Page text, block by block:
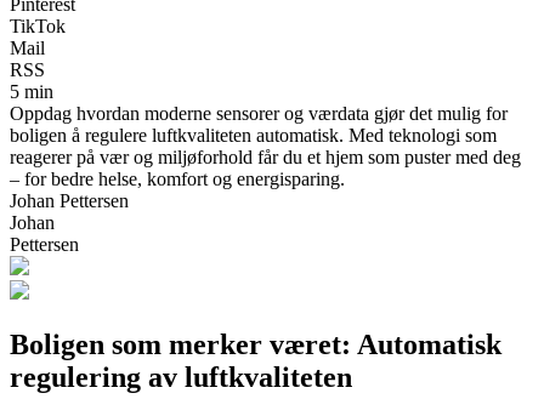
TikTok
Mail
RSS
5 min
Oppdag hvordan moderne sensorer og værdata gjør det mulig for
boligen å regulere luftkvaliteten automatisk. Med teknologi som
reagerer på vær og miljøforhold får du et hjem som puster med deg
– for bedre helse, komfort og energisparing.
Johan Pettersen
Johan
Pettersen
Boligen som merker været: Automatisk
regulering av luftkvaliteten